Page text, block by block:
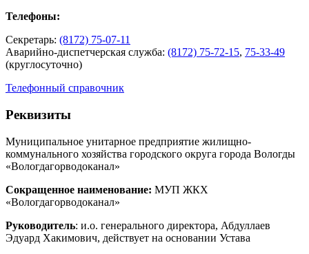
Телефоны:
Секретарь: (8172) 75-07-11
Аварийно-диспетчерская служба: (8172) 75-72-15, 75-33-49
(круглосуточно)
Телефонный справочник
Реквизиты
Муниципальное унитарное предприятие жилищно-
коммунального хозяйства городского округа города Вологды
«Вологдагорводоканал»
Сокращенное наименование: МУП ЖКХ
«Вологдагорводоканал»
Руководитель: и.о. генерального директора, Абдуллаев
Эдуард Хакимович, действует на основании Устава